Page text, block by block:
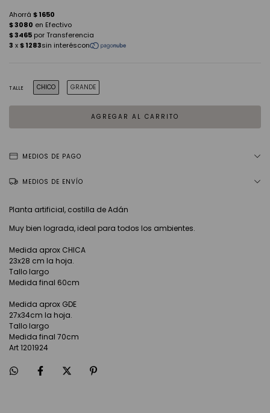
TALLE CHICO GRANDE
MEDIOS DE PAGO
MEDIOS DE ENVÍO
Planta artificial, costilla de Adán
Muy bien lograda, ideal para todos los ambientes.
Medida aprox CHICA
23x28 cm la hoja.
Tallo largo
Medida final 60cm
Medida aprox GDE
27x34cm la hoja.
Tallo largo
Medida final 70cm
Art 1201924